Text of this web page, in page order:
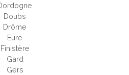
Doubs
Drôme
Eure
Finistère
Gard
Gers